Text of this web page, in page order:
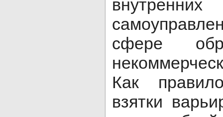
сфере
Как
взятки